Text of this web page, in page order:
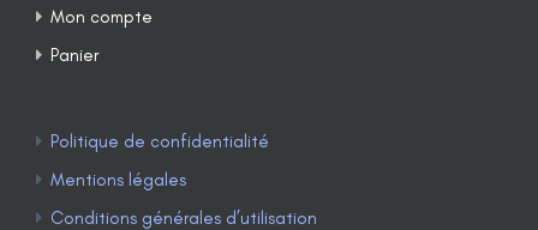
Mon compte
Panier
Politique de confidentialité
Mentions légales
Conditions générales d’utilisation